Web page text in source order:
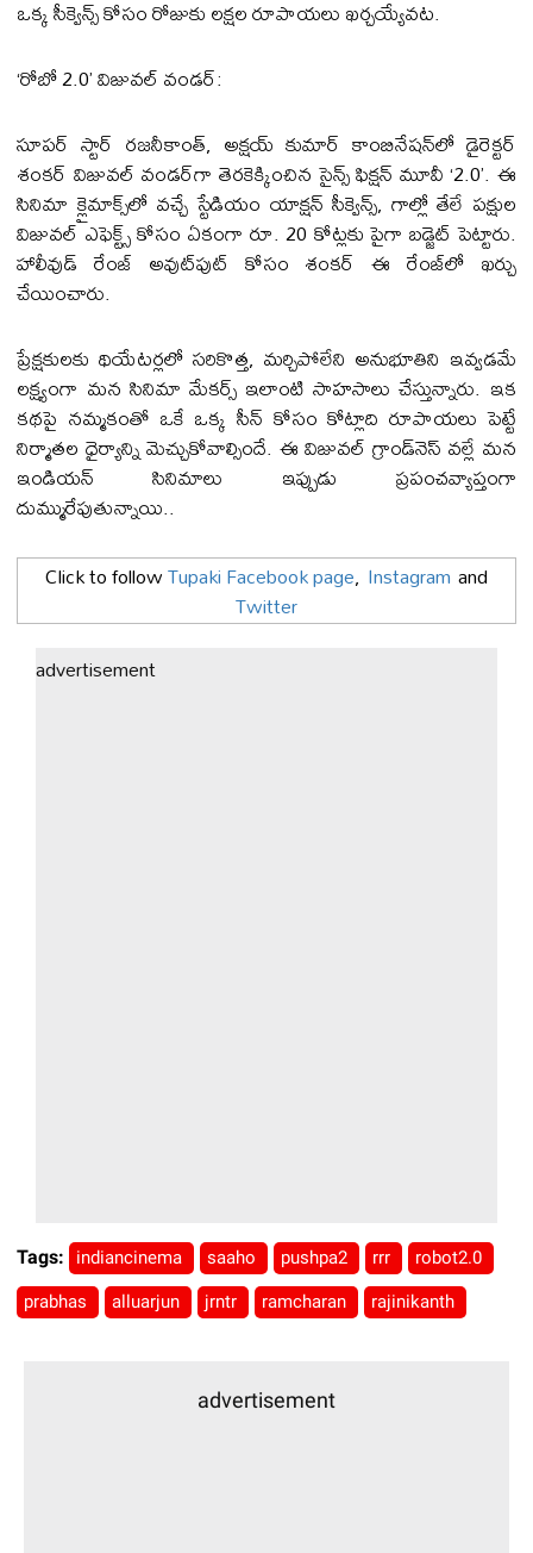
ఒక్క సీక్వెన్స్ కోసం రోజుకు లక్షల రూపాయలు ఖర్చయ్యేవట.
‘రోబో 2.0’ విజువల్ వండర్:
సూపర్ స్టార్ రజనీకాంత్, అక్షయ్ కుమార్ కాంబినేషన్‌లో డైరెక్టర్
శంకర్ విజువల్ వండర్‌గా తెరకెక్కించిన సైన్స్ ఫిక్షన్ మూవీ ‘2.0’. ఈ
సినిమా క్లైమాక్స్‌లో వచ్చే స్టేడియం యాక్షన్ సీక్వెన్స్, గాల్లో తేలే పక్షుల
విజువల్ ఎఫెక్ట్స్ కోసం ఏకంగా రూ. 20 కోట్లకు పైగా బడ్జెట్ పెట్టారు.
హాలీవుడ్ రేంజ్ అవుట్‌పుట్ కోసం శంకర్ ఈ రేంజ్‌లో ఖర్చు
చేయించారు.
ప్రేక్షకులకు థియేటర్లలో సరికొత్త, మర్చిపోలేని అనుభూతిని ఇవ్వడమే
లక్ష్యంగా మన సినిమా మేకర్స్ ఇలాంటి సాహసాలు చేస్తున్నారు. ఇక
కథపై నమ్మకంతో ఒకే ఒక్క సీన్ కోసం కోట్లాది రూపాయలు పెట్టే
నిర్మాతల ధైర్యాన్ని మెచ్చుకోవాల్సిందే. ఈ విజువల్ గ్రాండ్‌నెస్ వల్లే మన
ఇండియన్ సినిమాలు ఇప్పుడు ప్రపంచవ్యాప్తంగా
దుమ్మురేపుతున్నాయి..
Click to followTupaki Facebook page, Instagram and
Twitter
advertisement
Tags: indiancinema saaho pushpa2 rrr robot2.0
prabhas alluarjun jrntr ramcharan rajinikanth
advertisement